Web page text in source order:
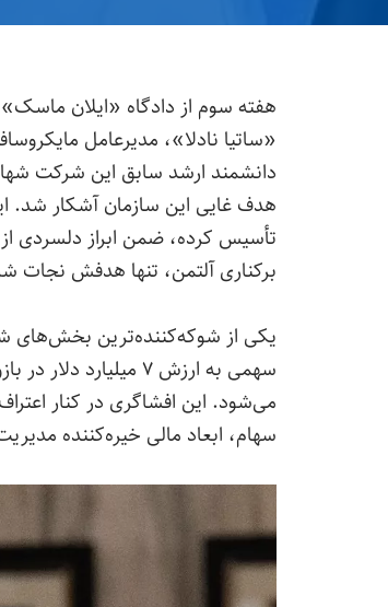
دانشمند ارشد سابق این شرکت
هدف غایی این سازمان آشکار شد.
تأسیس کرده، ضمن ابراز دلسردی
برکناری آلتمن، تنها هدفش نجات
یکی از شوکه‌کننده‌ترین بخش‌های
سهام، ابعاد مالی خیره‌کننده